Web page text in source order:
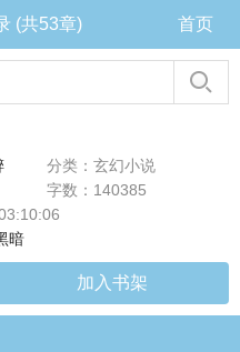
(共53章) 首页
分类：玄幻小说
字数：140385
暗
加入书架